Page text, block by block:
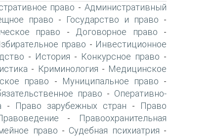
право -Административный
право - Государство и право -
право - Договорное право -
право - Инвестиционное
- История - Конкурсное право -
- Криминология - Медицинское
право - Муниципальное право -
право - Оперативно-
- Право зарубежных стран -
Право
-
Правоохранительная
право - Судебная психиатрия -